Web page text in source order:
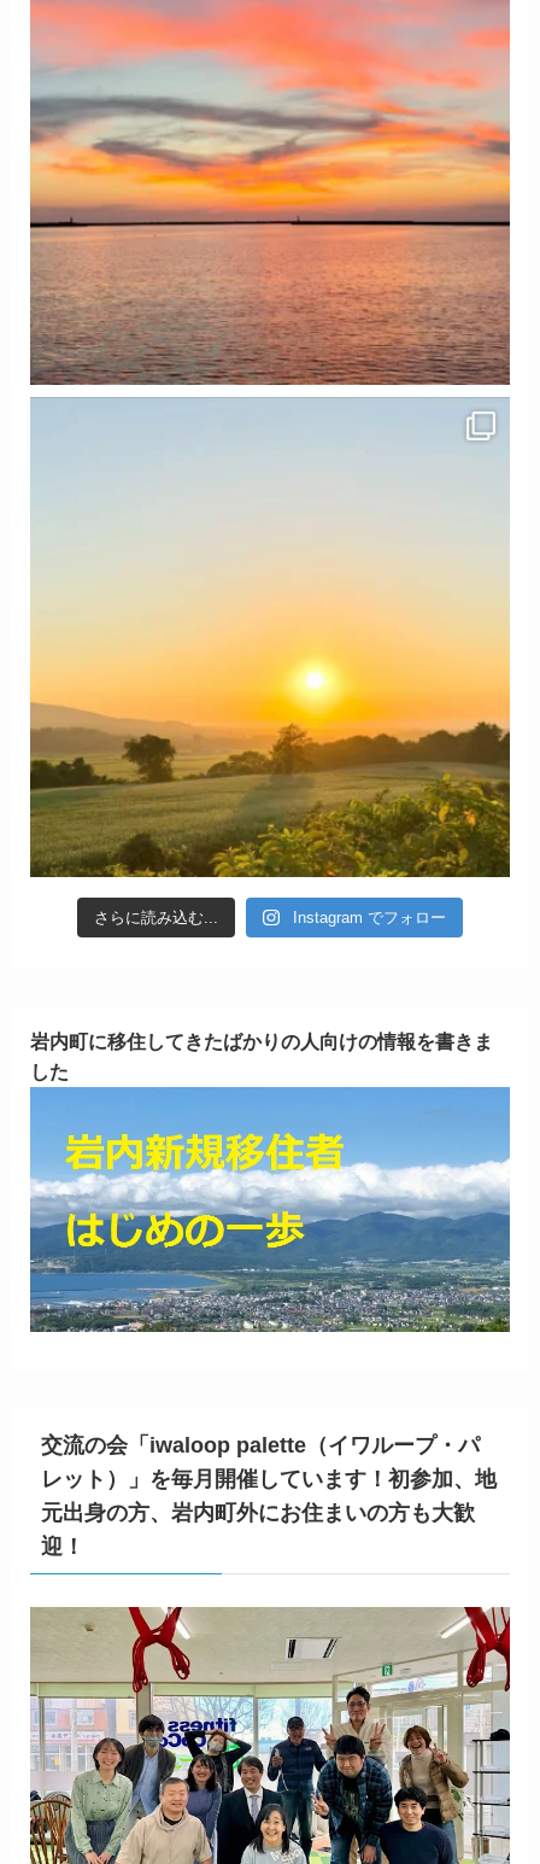
さらに読み込む... Instagram でフォロー
岩内町に移住してきたばかりの人向けの情報を書きま
した
交流の会「iwaloop palette（イワループ・パ
レット）」を毎月開催しています！初参加、地
元出身の方、岩内町外にお住まいの方も大歓
迎！